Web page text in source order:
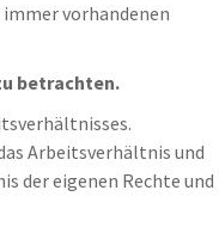
vorhandenen
betrachten.
Arbeitsverhältnis und
der eigenen Rechte und